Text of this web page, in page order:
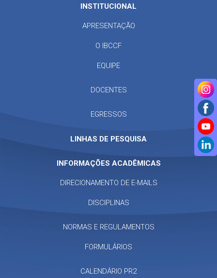
INSTITUCIONAL
APRESENTAÇÃO
O IBCCF
EQUIPE
DOCENTES
EGRESSOS
LINHAS DE PESQUISA
INFORMAÇÕES ACADÊMICAS
DIRECIONAMENTO DE E-MAILS
DISCIPLINAS
NORMAS E REGULAMENTOS
FORMULÁRIOS
CALENDÁRIO PR2